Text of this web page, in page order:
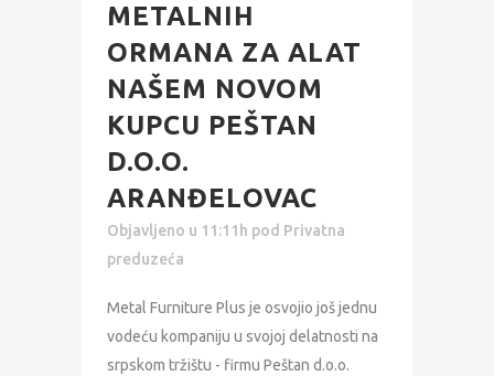
METALNIH
ORMANA ZA ALAT
NAŠEM NOVOM
KUPCU PEŠTAN
D.O.O.
ARANĐELOVAC
Objavljeno u 11:11h pod Privatna
preduzeća
Metal Furniture Plus je osvojio još jednu
vodeću kompaniju u svojoj delatnosti na
srpskom tržištu - firmu Peštan d.o.o.